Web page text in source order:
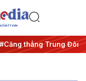
CỦA TTXVN
thẳng Trung Đông